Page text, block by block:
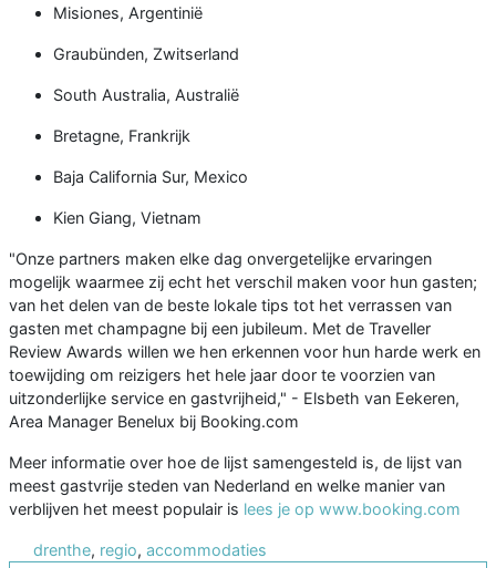
Misiones, Argentinië
Graubünden, Zwitserland
South Australia, Australië
Bretagne, Frankrijk
Baja California Sur, Mexico
Kien Giang, Vietnam
"Onze partners maken elke dag onvergetelijke ervaringen
mogelijk waarmee zij echt het verschil maken voor hun gasten;
van het delen van de beste lokale tips tot het verrassen van
gasten met champagne bij een jubileum. Met de Traveller
Review Awards willen we hen erkennen voor hun harde werk en
toewijding om reizigers het hele jaar door te voorzien van
uitzonderlijke service en gastvrijheid," - Elsbeth van Eekeren,
Area Manager Benelux bij Booking.com
Meer informatie over hoe de lijst samengesteld is, de lijst van
meest gastvrije steden van Nederland en welke manier van
verblijven het meest populair is lees je op www.booking.com
drenthe, regio, accommodaties